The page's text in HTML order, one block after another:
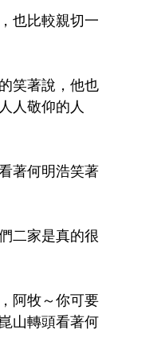
也比較親切一
笑著說，他也
人敬仰的人
著何明浩笑著
二家是真的很
阿牧～你可要
山轉頭看著何